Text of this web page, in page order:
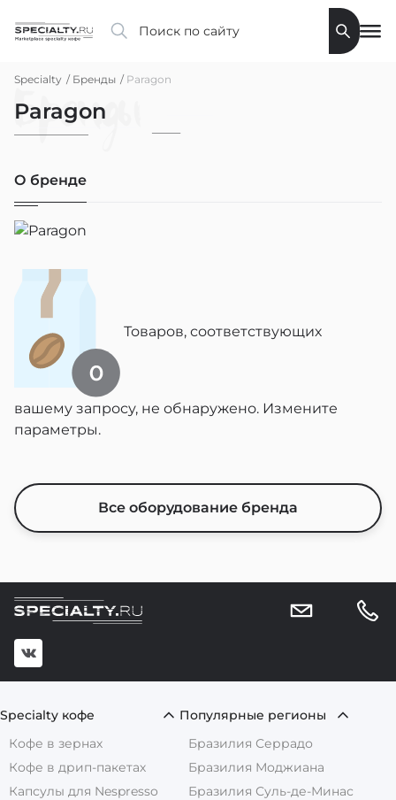
Specialty Бренды Paragon
Бренды
Paragon
О бренде
Товаров, соответствующих
вашему запросу, не обнаружено. Измените
параметры.
Все оборудование бренда
Specialty кофе
Кофе в зернах
Кофе в дрип-пакетах
Капсулы для Nespresso
Популярные регионы
Бразилия Серрадо
Бразилия Моджиана
Бразилия Суль-де-Минас